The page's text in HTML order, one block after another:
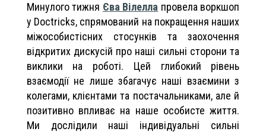
Минулого тижня Єва Вілелла провела воркшоп
у Doctricks, спрямований на покращення наших
міжособистісних стосунків та заохочення
відкритих дискусій про наші сильні сторони та
виклики на роботі. Цей глибокий рівень
взаємодії не лише збагачує наші взаємини з
колегами, клієнтами та постачальниками, але й
позитивно впливає на наше особисте життя.
Ми дослідили наші індивідуальні сильні